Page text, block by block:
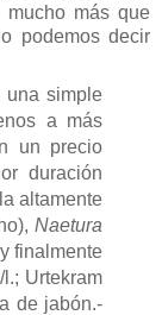
más que
podemos decir
una simple
a más
un precio
duración
altamente
Naetura
finalmente
Urtekram
de jabón.-